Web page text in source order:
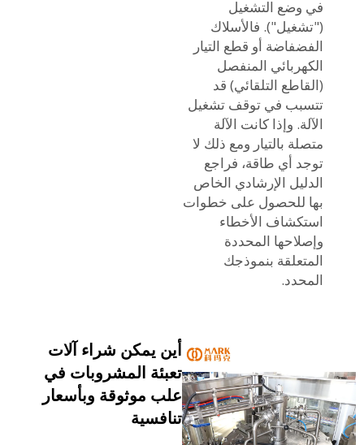
في وضع التشغيل
("تشغيل"). فالأسلاك
الفضفاضة أو قطع التيار
الكهربائي المنفصل
(القاطع التلقائي) قد
تتسبب في توقف تشغيل
الآلة. وإذا كانت الآلة
متصلة بالتيار ومع ذلك لا
توجد أي طاقة، فراجع
الدليل الإرشادي الخاص
بها للحصول على خطوات
استكشاف الأخطاء
وإصلاحها المحددة
المتعلقة بنموذجك
المحدد.
أين يمكن شراء آلات
تعبئة المشروبات في
علب موثوقة وبأسعار
تنافسية